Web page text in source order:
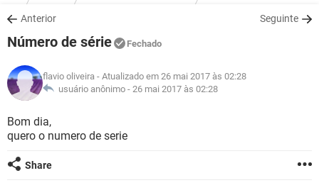
OUTLOOK
INSTAGRAM
GUIA DE COMPRAS
JOGOS WHATSAPP
INSTAGRAM GMAIL
GUIA DE COMPRAS
DOWNLOADS
JOGOS
CELULAR
OUTLOOK EXCEL
INSTAGRAM
GUIA DE COMPRAS
JOGOS WHATSAPP
CELULAR
OUTLOOK
GLOSSÁRIO
JOGOS
CELULAR
OUTLOOK
Anterior Seguinte
Número de série Fechado
flavio oliveira - Atualizado em 26 mai 2017 às 02:28
usuário anônimo - 26 mai 2017 às 02:28
Bom dia,
quero o numero de serie
Share